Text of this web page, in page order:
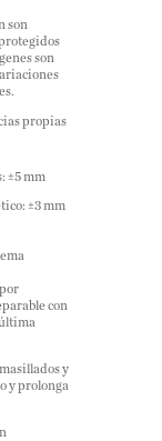
son
son
propias
±5 mm
±3 mm
con
y
y prolonga